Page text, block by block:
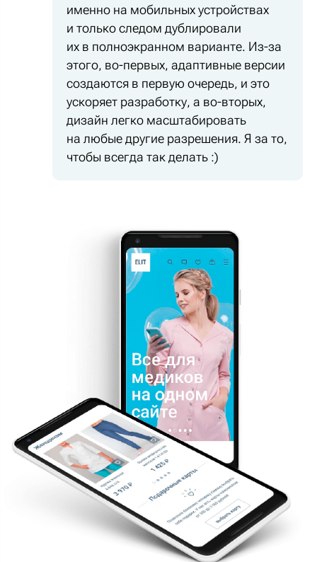
именно на мобильных устройствах
и только следом дублировали
их в полноэкранном варианте. Из-за
этого, во-первых, адаптивные версии
создаются в первую очередь, и это
ускоряет разработку, а во-вторых,
дизайн легко масштабировать
на любые другие разрешения. Я за то,
чтобы всегда так делать :)